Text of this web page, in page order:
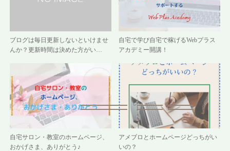
ブログは毎日更新しないといけませ
んか？更新時間は決めた方がい…
自宅で学び自宅で稼げるWebプラス
アカデミー開講！
自宅サロン・教室のホームページ、
おかげさま、ありがとう♪
アメブロとホームページどっちがい
いの？